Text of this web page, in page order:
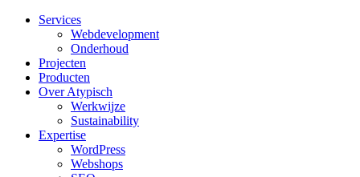
Services
Webdevelopment
Onderhoud
Projecten
Producten
Over Atypisch
Werkwijze
Sustainability
Expertise
WordPress
Webshops